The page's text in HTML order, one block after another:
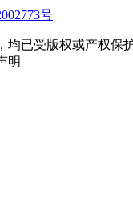
号
均已受版权或产权保
明